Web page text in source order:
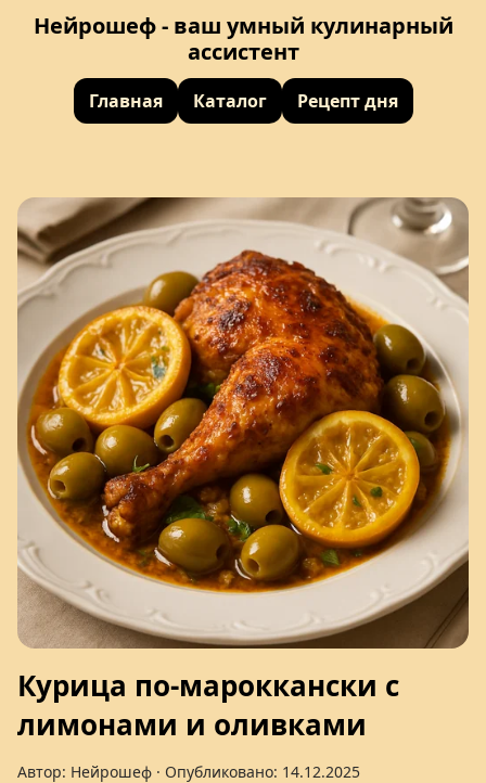
Нейрошеф - ваш умный кулинарный
ассистент
Главная Каталог Рецепт дня
Курица по-мароккански с
лимонами и оливками
Автор: Нейрошеф · Опубликовано: 14.12.2025